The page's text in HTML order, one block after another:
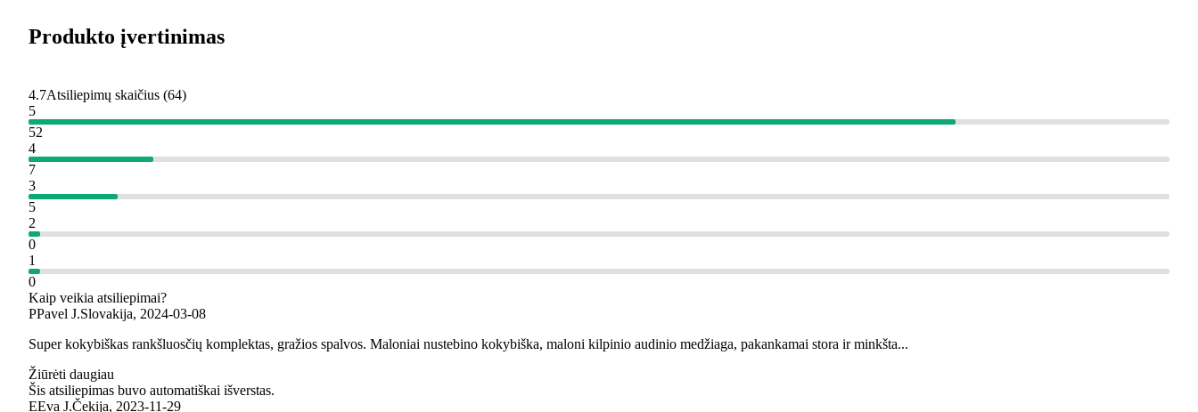
Produkto įvertinimas
4.7Atsiliepimų skaičius (64)
5
52
4
7
3
5
2
0
1
0
Kaip veikia atsiliepimai?
PPavel J.Slovakija, 2024‑03‑08
Super kokybiškas rankšluosčių komplektas, gražios spalvos. Maloniai nustebino kokybiška, maloni kilpinio audinio medžiaga, pakankamai stora ir minkšta...
Žiūrėti daugiau
Šis atsiliepimas buvo automatiškai išverstas.
EEva J.Čekija, 2023‑11‑29